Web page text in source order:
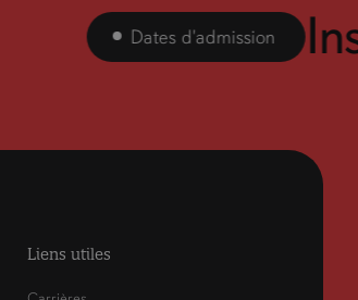
Dates d'admission
Liens utiles